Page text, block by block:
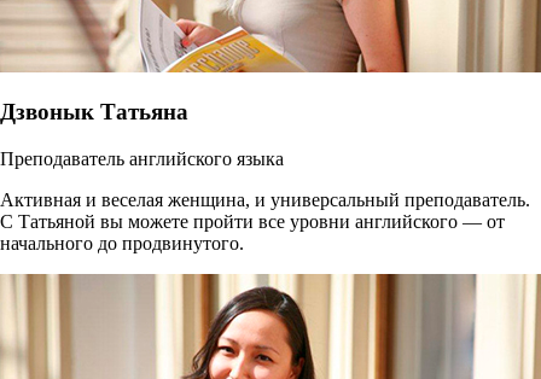
Дзвонык Татьяна
Преподаватель английского языка
Активная и веселая женщина, и универсальный преподаватель.
С Татьяной вы можете пройти все уровни английского — от
начального до продвинутого.